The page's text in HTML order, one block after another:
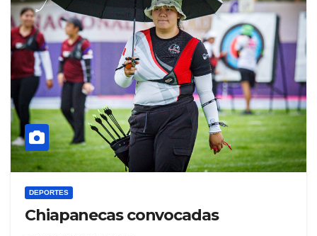
DEPORTES
Chiapanecas convocadas